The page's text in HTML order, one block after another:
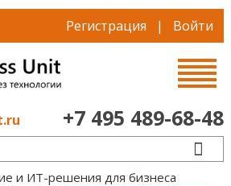
Регистрация | Войти
+7 495 489-68-48
и ИТ-решения для бизнеса